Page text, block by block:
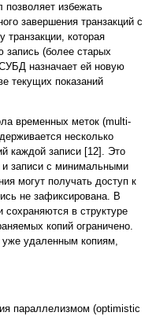
избежать
завершения транзакций с
которая
запись (более старых
назначает ей новую
текущих показаний
временных меток (multi-
несколько
каждой записи [12]. Это
и записи с минимальными
могут получать доступ к
не зафиксирована. В
сохраняются в структуре
копий ограничено.
уже удаленным копиям,
параллелизмом (optimistic